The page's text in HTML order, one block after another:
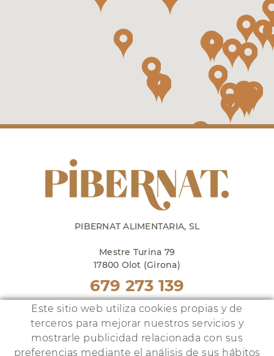
PIBERNAT ALIMENTARIA, SL
Mestre Turina 79
17800 Olot (Girona)
679 273 139
Punto venta en Olot
lunes a viernes de 10h a 18h
y sábados de 10h a 14h
Este sitio web utiliza cookies propias y de
terceros para mejorar nuestros servicios y
mostrarle publicidad relacionada con sus
preferencias mediante el análisis de sus hábitos